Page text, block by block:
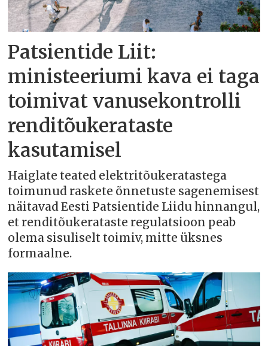
Patsientide Liit:
ministeeriumi kava ei taga
toimivat vanusekontrolli
renditõukerataste
kasutamisel
Haiglate teated elektritõukeratastega
toimunud raskete õnnetuste sagenemisest
näitavad Eesti Patsientide Liidu hinnangul,
et renditõukerataste regulatsioon peab
olema sisuliselt toimiv, mitte üksnes
formaalne.